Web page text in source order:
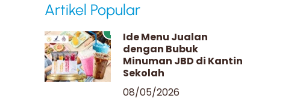
Artikel Popular
1
Ide Menu Jualan
dengan Bubuk
Minuman JBD di Kantin
Sekolah
08/05/2026